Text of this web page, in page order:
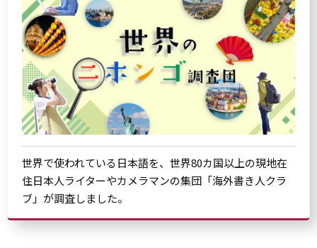
世界で使われている日本語を、世界80カ国以上の現地在
住日本人ライターやカメラマンの集団「海外書き人クラ
ブ」が調査しました。